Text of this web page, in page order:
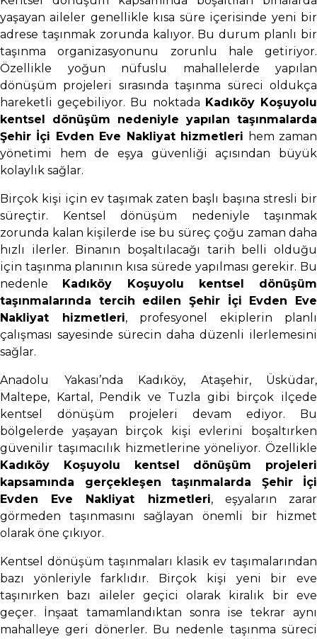
yaşayan aileler genellikle kısa süre içerisinde yeni bir
adrese taşınmak zorunda kalıyor. Bu durum planlı bir
taşınma organizasyonunu zorunlu hale getiriyor.
Özellikle yoğun nüfuslu mahallelerde yapılan
dönüşüm projeleri sırasında taşınma süreci oldukça
hareketli geçebiliyor. Bu noktada Kadıköy Koşuyolu
kentsel dönüşüm nedeniyle yapılan taşınmalarda
Şehir İçi Evden Eve Nakliyat hizmetleri hem zaman
yönetimi hem de eşya güvenliği açısından büyük
kolaylık sağlar.
Birçok kişi için ev taşımak zaten başlı başına stresli bir
süreçtir. Kentsel dönüşüm nedeniyle taşınmak
zorunda kalan kişilerde ise bu süreç çoğu zaman daha
hızlı ilerler. Binanın boşaltılacağı tarih belli olduğu
için taşınma planının kısa sürede yapılması gerekir. Bu
nedenle
Kadıköy Koşuyolu kentsel dönüşüm
taşınmalarında tercih edilen Şehir İçi Evden Eve
Nakliyat hizmetleri, profesyonel ekiplerin planlı
çalışması sayesinde sürecin daha düzenli ilerlemesini
sağlar.
Anadolu Yakası’nda Kadıköy, Ataşehir, Üsküdar,
Maltepe, Kartal, Pendik ve Tuzla gibi birçok ilçede
kentsel dönüşüm projeleri devam ediyor. Bu
bölgelerde yaşayan birçok kişi evlerini boşaltırken
güvenilir taşımacılık hizmetlerine yöneliyor. Özellikle
Kadıköy Koşuyolu kentsel dönüşüm projeleri
kapsamında gerçekleşen taşınmalarda Şehir İçi
Evden Eve Nakliyat hizmetleri, eşyaların zarar
görmeden taşınmasını sağlayan önemli bir hizmet
olarak öne çıkıyor.
Kentsel dönüşüm taşınmaları klasik ev taşımalarından
bazı yönleriyle farklıdır. Birçok kişi yeni bir eve
taşınırken bazı aileler geçici olarak kiralık bir eve
geçer. İnşaat tamamlandıktan sonra ise tekrar aynı
mahalleye geri dönerler. Bu nedenle taşınma süreci